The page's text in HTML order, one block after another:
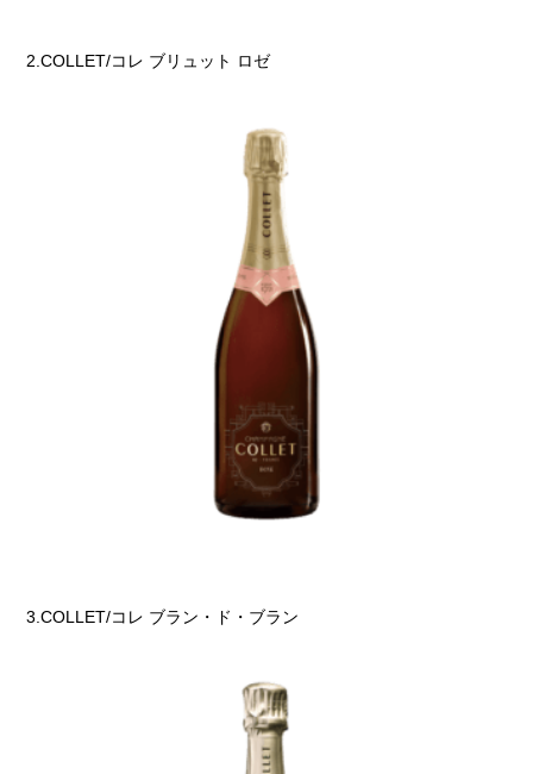
2.COLLET/コレ ブリュット ロゼ
3.COLLET/コレ ブラン・ド・ブラン